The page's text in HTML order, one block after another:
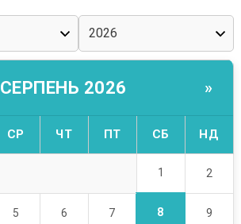
СЕРПЕНЬ 2026 »
СР ЧТ ПТ СБ НД
1 2
5 6 7 8 9